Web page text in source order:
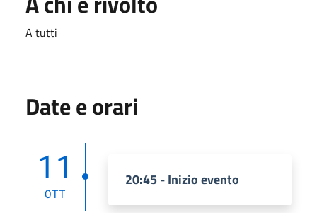
A tutti
Date e orari
11
OTT
20:45 - Inizio evento